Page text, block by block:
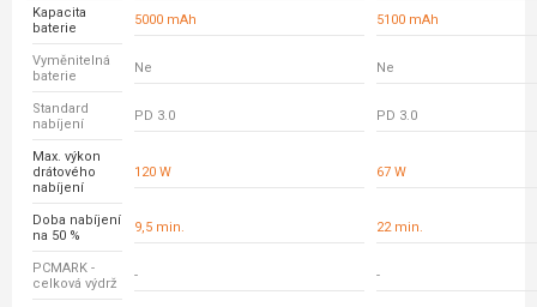
Kapacita
baterie
5000 mAh 5100 mAh
Vyměnitelná
baterie
Ne Ne
Standard
nabíjení
PD 3.0 PD 3.0
Max. výkon
drátového
nabíjení
120 W 67 W
Doba nabíjení
na 50 %
9,5 min. 22 min.
PCMARK -
celková výdrž
- -